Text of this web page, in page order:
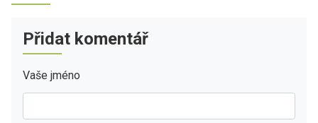
Přidat komentář
Vaše jméno